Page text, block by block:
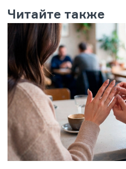
Читайте также